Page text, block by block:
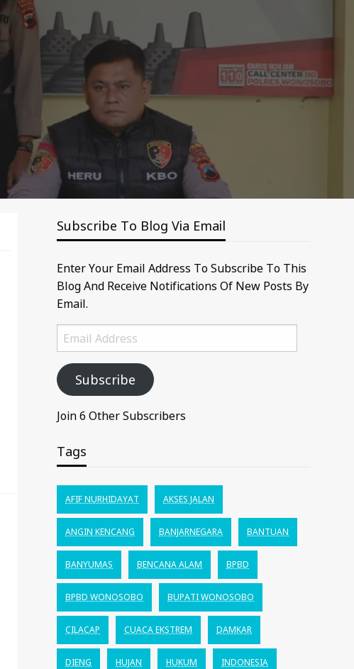
Subscribe To Blog Via Email
Enter Your Email Address To Subscribe To This
Blog And Receive Notifications Of New Posts By
Email.
Email
Address
Subscribe
Join 6 Other Subscribers
Tags
AFIF NURHIDAYAT AKSES JALAN
ANGIN KENCANG BANJARNEGARA BANTUAN
BANYUMAS BENCANA ALAM BPBD
BPBD WONOSOBO BUPATI WONOSOBO
CILACAP CUACA EKSTREM DAMKAR
DIENG HUJAN HUKUM INDONESIA